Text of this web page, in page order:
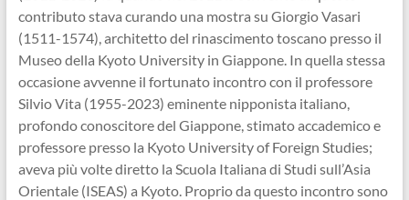
contributo stava curando una mostra su Giorgio Vasari
(1511-1574), architetto del rinascimento toscano presso il
Museo della Kyoto University in Giappone. In quella stessa
occasione avvenne il fortunato incontro con il professore
Silvio Vita (1955-2023) eminente nipponista italiano,
profondo conoscitore del Giappone, stimato accademico e
professore presso la Kyoto University of Foreign Studies;
aveva più volte diretto la Scuola Italiana di Studi sull’Asia
Orientale (ISEAS) a Kyoto. Proprio da questo incontro sono